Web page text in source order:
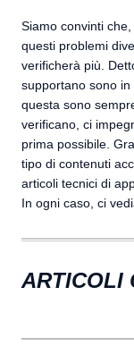
Siamo convinti
questi problemi
verificherà più.
supportano sono
questa sono
verificano, ci
prima possibile.
tipo di contenuti
articoli tecnici di
In ogni caso, ci
ARTICOLI